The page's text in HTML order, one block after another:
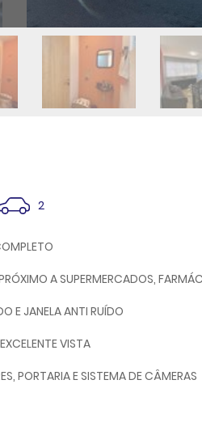
2
A SUPERMERCADOS,
E JANELA ANTI RUÍDO
VISTA
PORTARIA E SISTEMA DE CÂMERAS